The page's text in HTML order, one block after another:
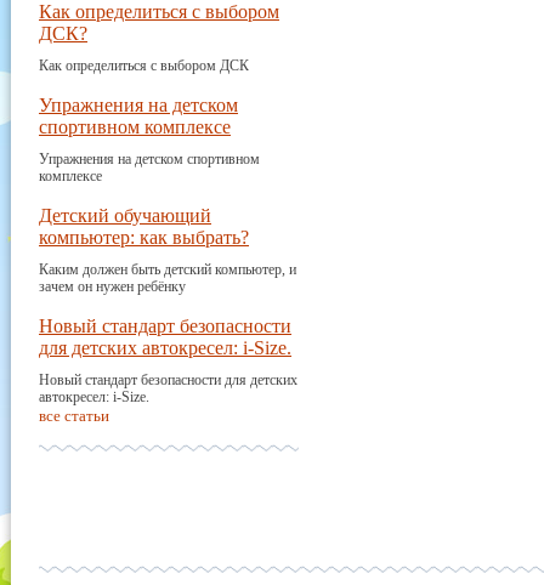
Как определиться с выбором
ДСК?
Как определиться с выбором ДСК
Упражнения на детском
спортивном комплексе
Упражнения на детском спортивном
комплексе
Детский обучающий
компьютер: как выбрать?
Каким должен быть детский компьютер, и
зачем он нужен ребёнку
Новый стандарт безопасности
для детских автокресел: i-Size.
Новый стандарт безопасности для детских
автокресел: i-Size.
все статьи